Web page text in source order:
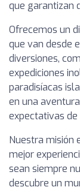
que garantizan
Ofrecemos un
que van desde
diversiones,
expediciones
paradisíacas
en una
expectativas
Nuestra misión
mejor
sean siempre
descubre un